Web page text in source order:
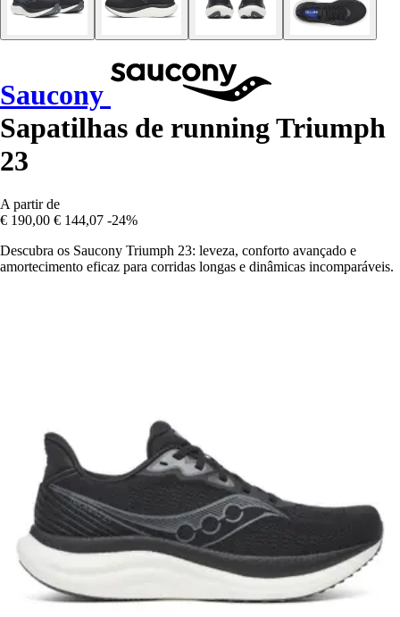
Saucony
Sapatilhas de running Triumph
23
A partir de
€ 190,00 € 144,07 -24%
Descubra os Saucony Triumph 23: leveza, conforto avançado e
amortecimento eficaz para corridas longas e dinâmicas incomparáveis.